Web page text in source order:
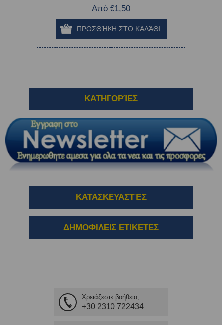
Από €1,50
ΚΑΤΗΓΟΡΊΕΣ
ΚΑΤΑΣΚΕΥΑΣΤΈΣ
ΔΗΜΟΦΙΛΕΙΣ ΕΤΙΚΕΤΕΣ
Χρειάζεστε βοήθεια;
+30 2310 722434